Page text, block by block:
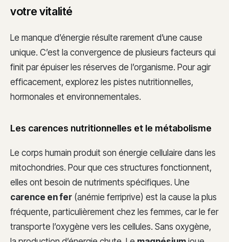
votre vitalité
Le manque d’énergie résulte rarement d’une cause
unique. C’est la convergence de plusieurs facteurs qui
finit par épuiser les réserves de l’organisme. Pour agir
efficacement, explorez les pistes nutritionnelles,
hormonales et environnementales.
Les carences nutritionnelles et le métabolisme
Le corps humain produit son énergie cellulaire dans les
mitochondries. Pour que ces structures fonctionnent,
elles ont besoin de nutriments spécifiques. Une
carence en fer (anémie ferriprive) est la cause la plus
fréquente, particulièrement chez les femmes, car le fer
transporte l’oxygène vers les cellules. Sans oxygène,